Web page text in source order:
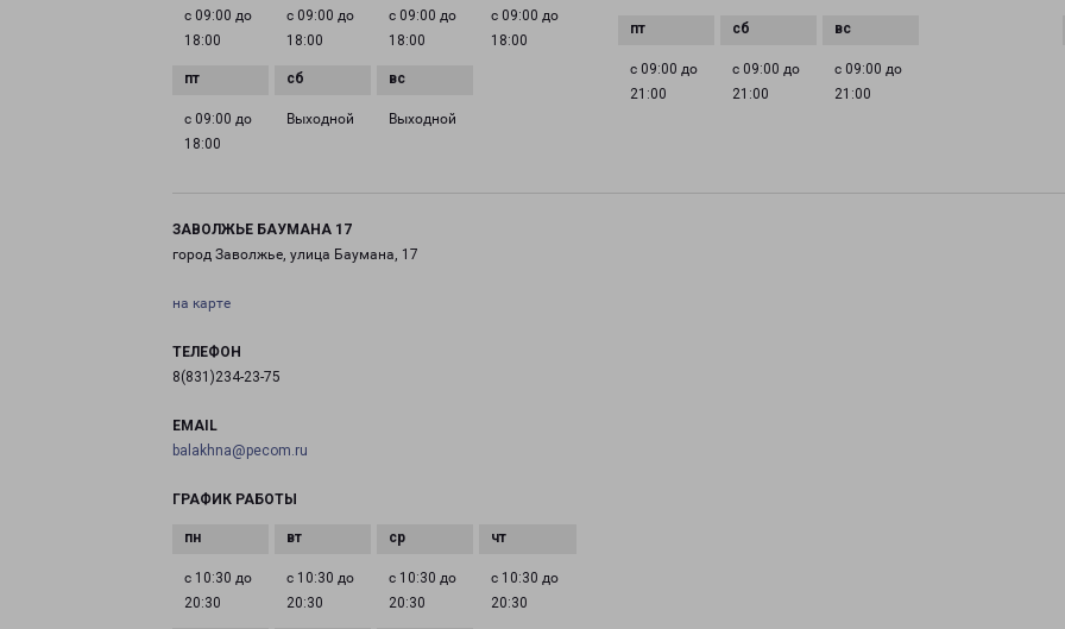
с 09:00 до
18:00
с 09:00 до
18:00
с 09:00 до
18:00
с 09:00 до
18:00
с 09:00 до
18:00
Выходной Выходной
с 09:00 до
21:00
с 09:00 до
21:00
с 09:00 до
21:00
ЗАВОЛЖЬЕ БАУМАНА 17
город Заволжье, улица Баумана, 17
на карте
ТЕЛЕФОН
8(831)234-23-75
EMAIL
balakhna@pecom.ru
ГРАФИК РАБОТЫ
с 10:30 до
20:30
с 10:30 до
20:30
с 10:30 до
20:30
с 10:30 до
20:30